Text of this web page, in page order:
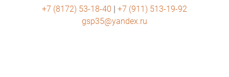
+7 (8172) 53-18-40 | +7 (911) 513-19-92
gsp35@yandex.ru